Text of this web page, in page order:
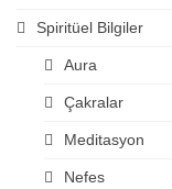
Spiritüel Bilgiler
Aura
Çakralar
Meditasyon
Nefes